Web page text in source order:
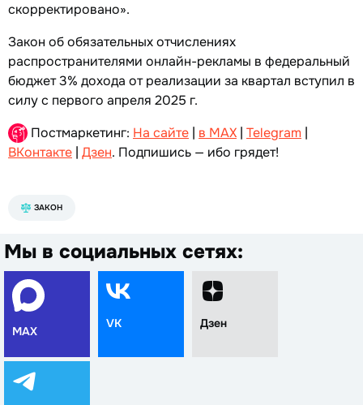
скорректировано».
Закон об обязательных отчислениях
распространителями онлайн-рекламы в федеральный
бюджет 3% дохода от реализации за квартал вступил в
силу с первого апреля 2025 г.
Постмаркетинг: На сайте | в MAX | Telegram |
ВКонтакте | Дзен. Подпишись — ибо грядет!
ЗАКОН
Мы в социальных сетях:
MAX
VK Дзен